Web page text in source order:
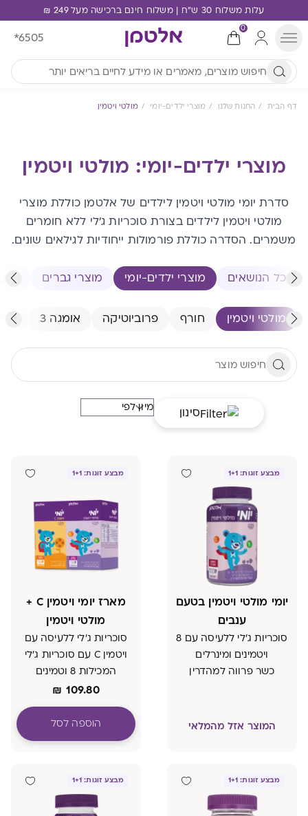
עלות משלוח 30 ש"ח | משלוח חינם ברכישה מעל 249 ₪
0
*6505
דף הבית החנות שלנו מוצרי ילדים-יומי מולטי ויטמין
מוצרי ילדים-יומי: מולטי ויטמין
סדרת יומי מולטי ויטמין לילדים של אלטמן כוללת מוצרי
מולטי ויטמין לילדים בצורת סוכריות ג'לי ללא חומרים
משמרים. הסדרה כוללת פורמולות ייחודיות לגילאים שונים.
כל הנושאים מוצרי ילדים-יומי מוצרי גברים
מולטי ויטמין חורף פרוביוטיקה אומגה 3
סינון
מבצע זוגות: 1+1
יומי מולטי ויטמין בטעם
ענבים
סוכריות ג'לי ללעיסה עם 8
ויטמינים ומינרלים
כשר פרווה למהדרין
המוצר אזל מהמלאי
מבצע זוגות: 1+1
מארז יומי ויטמין C +
מולטי ויטמין
סוכריות ג'לי ללעיסה עם
ויטמין C עם סוכריות ג'לי
המכילות 8 וטמינים
ומינרלים, כשר פרווה
למהדרין
₪ 109.80
הוספה לסל
מבצע זוגות: 1+1 מבצע זוגות: 1+1